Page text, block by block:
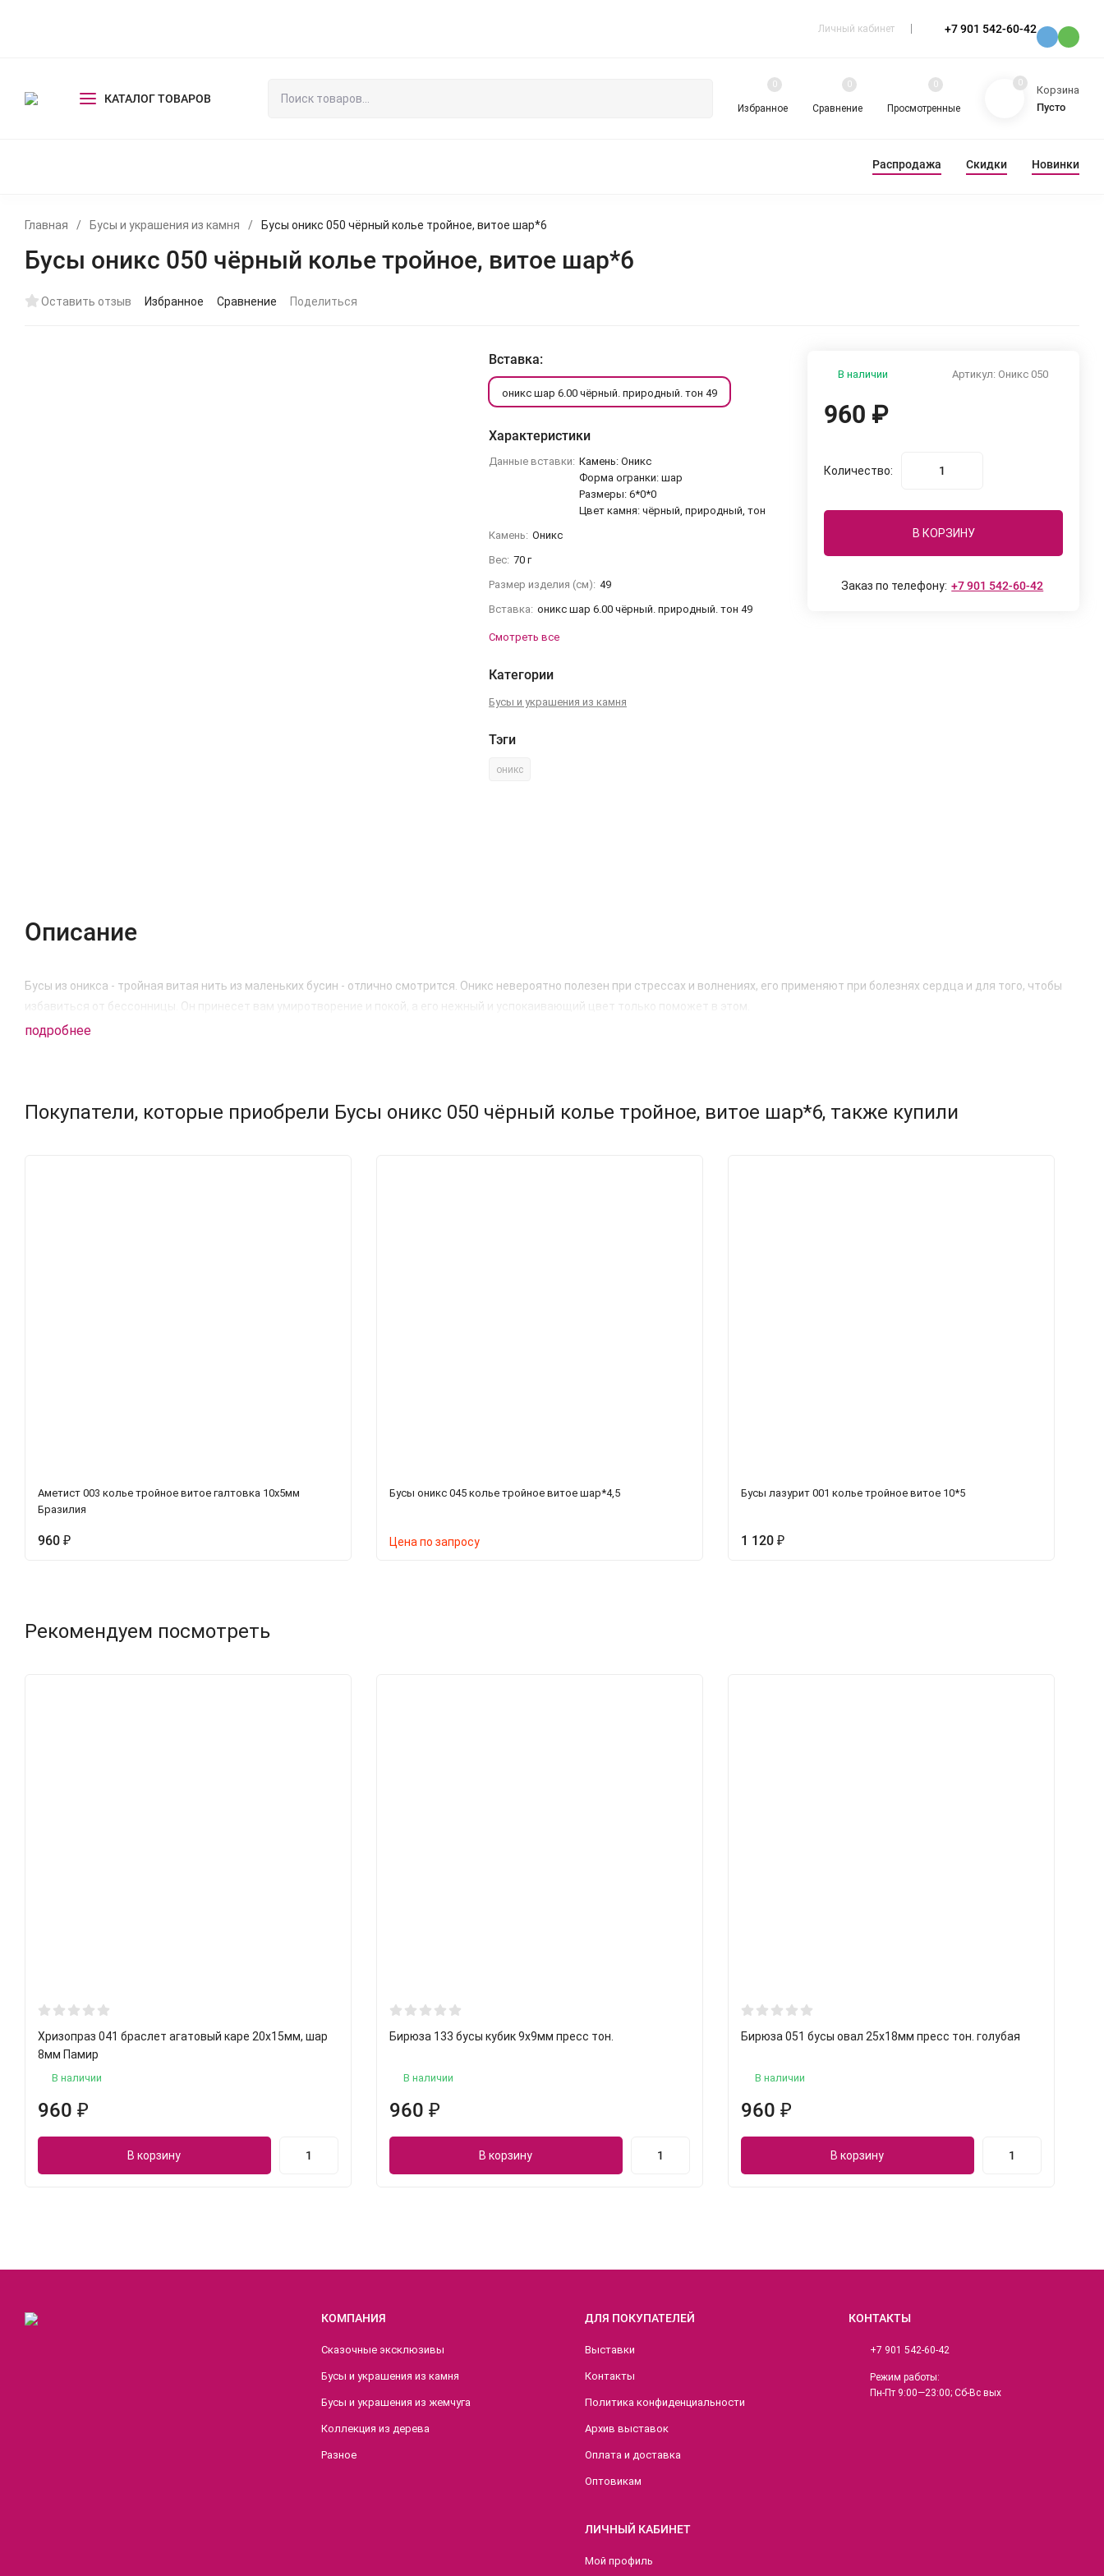
Личный кабинет +7 901 542-60-42
КАТАЛОГ ТОВАРОВ
Избранное
0
Сравнение
0
Просмотренные
0 0
Корзина
Пусто
Распродажа Скидки Новинки
Главная / Бусы и украшения из камня / Бусы оникс 050 чёрный колье тройное, витое шар*6
Бусы оникс 050 чёрный колье тройное, витое шар*6
Оставить отзыв Избранное Сравнение Поделиться
Вставка:
оникс шар 6.00 чёрный. природный. тон 49
Характеристики
Данные вставки: Камень: Оникс
Форма огранки: шар
Размеры: 6*0*0
Цвет камня: чёрный, природный, тон
Камень: Оникс
Вес: 70 г
Размер изделия (см): 49
Вставка: оникс шар 6.00 чёрный. природный. тон 49
Смотреть все
Категории
Бусы и украшения из камня
Тэги
оникс
Артикул: Оникс 050
В наличии
960 ₽
Количество:
В КОРЗИНУ
Заказ по телефону: +7 901 542-60-42
Описание
Бусы из оникса - тройная витая нить из маленьких бусин - отлично смотрится. Оникс невероятно полезен при стрессах и волнениях, его применяют при болезнях сердца и для того, чтобы
избавиться от бессонницы. Он принесет вам умиротворение и покой, а его нежный и успокаивающий цвет только поможет в этом.
подробнее
Покупатели, которые приобрели Бусы оникс 050 чёрный колье тройное, витое шар*6, также купили
Аметист 003 колье тройное витое галтовка 10х5мм
Бразилия
960 ₽
Бусы оникс 045 колье тройное витое шар*4,5
Цена по запросу
Бусы лазурит 001 колье тройное витое 10*5
1 120 ₽
Рекомендуем посмотреть
Хризопраз 041 браслет агатовый каре 20х15мм, шар
8мм Памир
В наличии
960 ₽
В корзину
Бирюза 133 бусы кубик 9х9мм пресс тон.
В наличии
960 ₽
В корзину
Бирюза 051 бусы овал 25х18мм пресс тон. голубая
В наличии
960 ₽
В корзину
КОМПАНИЯ
Сказочные эксклюзивы
Бусы и украшения из камня
Бусы и украшения из жемчуга
Коллекция из дерева
Разное
ДЛЯ ПОКУПАТЕЛЕЙ
Выставки
Контакты
Политика конфиденциальности
Архив выставок
Оплата и доставка
Оптовикам
ЛИЧНЫЙ КАБИНЕТ
Мой профиль
КОНТАКТЫ
+7 901 542-60-42
Режим работы:
Пн-Пт 9:00—23:00; Сб-Вс вых